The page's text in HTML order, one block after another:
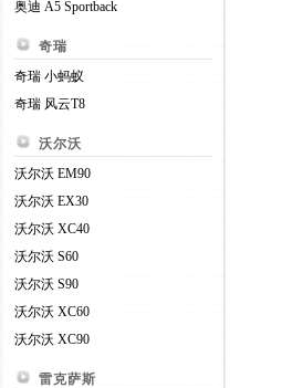
奥迪 A5 Sportback
奇瑞
奇瑞 小蚂蚁
奇瑞 风云T8
沃尔沃
沃尔沃 EM90
沃尔沃 EX30
沃尔沃 XC40
沃尔沃 S60
沃尔沃 S90
沃尔沃 XC60
沃尔沃 XC90
雷克萨斯